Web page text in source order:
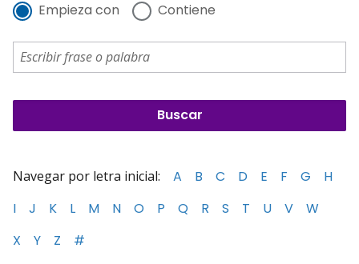
Empieza con Contiene
Navegar por letra inicial: A B C D E F G
H
I
J K L M N O P Q R S T U V
W
X
Y Z #